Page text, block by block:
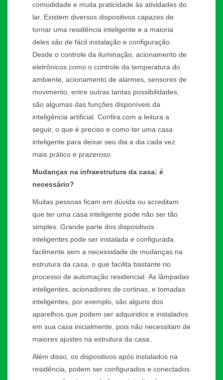
comodidade e muita praticidade às atividades do
lar. Existem diversos dispositivos capazes de
tornar uma residência inteligente e a maioria
deles são de fácil instalação e configuração.
Desde o controle da iluminação, acionamento de
eletrônicos como o controle da temperatura do
ambiente, acionamento de alarmes, sensores de
movimento, entre outras tantas possibilidades,
são algumas das funções disponíveis da
inteligência artificial. Confira com a leitura a
seguir, o que é preciso e como ter uma casa
inteligente para deixar seu dia a dia cada vez
mais prático e prazeroso.
Mudanças na infraestrutura da casa: é
necessário?
Muitas pessoas ficam em dúvida ou acreditam
que ter uma casa inteligente pode não ser tão
simples. Grande parte dos dispositivos
inteligentes pode ser instalada e configurada
facilmente sem a necessidade de mudanças na
estrutura da casa, o que facilita bastante no
processo de automação residencial. As lâmpadas
inteligentes, acionadores de cortinas, e tomadas
inteligentes, por exemplo, são alguns dos
aparelhos que podem ser adquiridos e instalados
em sua casa inicialmente, pois não necessitam de
maiores ajustes na estrutura da casa.
Além disso, os dispositivos após instalados na
residência, podem ser configurados e conectados